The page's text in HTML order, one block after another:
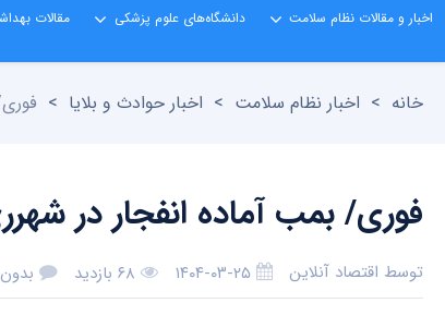
اخبار و مقالات نظام سلامت دانشگاه‌های علوم پزشکی مقالات
خانه > اخبار نظام سلامت > اخبار حوادث و بلایا >
فوری/ بمب آماده انفجار در
توسط اقتصاد آنلاین ۱۴۰۴-۰۳-۲۵ ۶۸ بازدید